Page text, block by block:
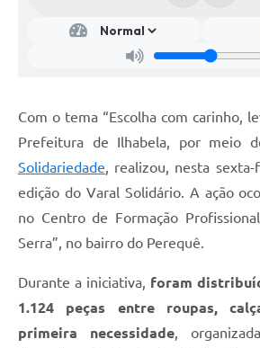
Com o tema “Escolha com carinho,
Prefeitura de Ilhabela, por meio
Solidariedade, realizou, nesta sexta-
edição do Varal Solidário. A ação
no Centro de Formação
Serra”, no bairro do Perequê.
Durante a iniciativa, foram
1.124 peças entre roupas,
primeira necessidade,